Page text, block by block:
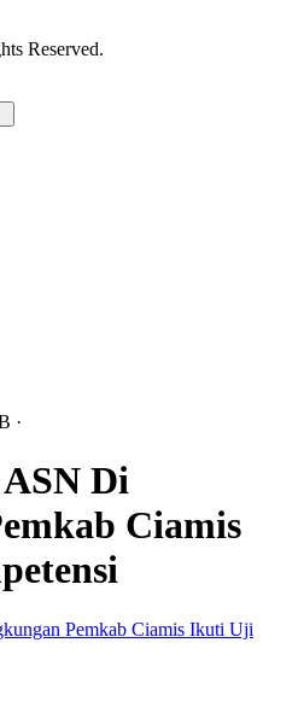
Reserved.
·
Di
Ciamis